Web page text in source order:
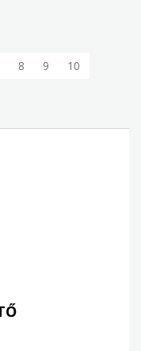
8 9 10